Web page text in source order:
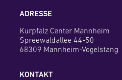
ADRESSE
Kurpfalz Center Mannheim
Spreewaldallee 44-50
68309 Mannheim-Vogelstang
KONTAKT